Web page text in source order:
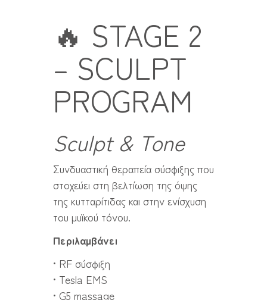
🔥 STAGE 2
– SCULPT
PROGRAM
Sculpt & Tone
Συνδυαστική θεραπεία σύσφιξης που
στοχεύει στη βελτίωση της όψης
της κυτταρίτιδας και στην ενίσχυση
του μυϊκού τόνου.
Περιλαμβάνει
• RF σύσφιξη
• Tesla EMS
• G5 massage